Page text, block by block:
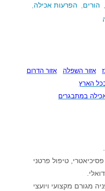
הורים הפרעות אכילה
אזור השפלה
אזור הדרום
הארץ
במתבגרים
טיפול פרטני
מגורם מקצועי ויועצי